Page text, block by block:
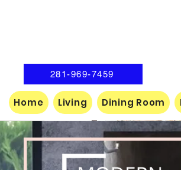
281-969-7459
Home Living Dining Room